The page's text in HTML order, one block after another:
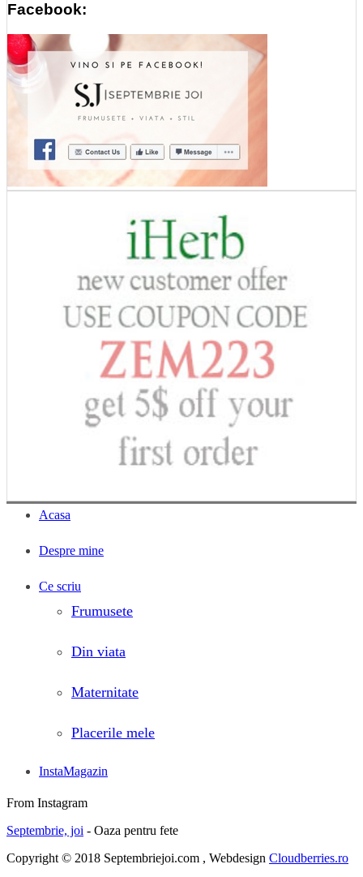
Facebook:
Acasa
Despre mine
Ce scriu
Frumusete
Din viata
Maternitate
Placerile mele
InstaMagazin
From Instagram
Septembrie, joi - Oaza pentru fete
Copyright © 2018 Septembriejoi.com , Webdesign Cloudberries.ro